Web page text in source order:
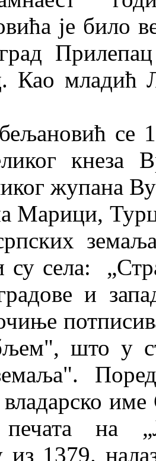
је било
Као младић
се
кнеза
жупана
Марици,
су села:
и
што у
печата на
из 1379.